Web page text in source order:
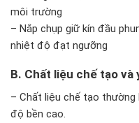
môi trường
– Nắp chụp giữ kín đầu
nhiệt độ đạt ngưỡng
B. Chất liệu chế tạo
– Chất liệu chế tạo
độ bền cao.